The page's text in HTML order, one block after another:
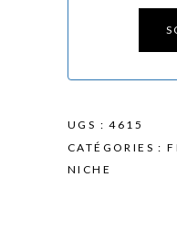
UGS :4615
CATÉGORIES :
NICHE